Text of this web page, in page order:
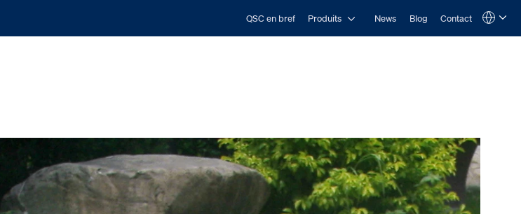
QSC en bref Produits Open Produits
News Blog Contact